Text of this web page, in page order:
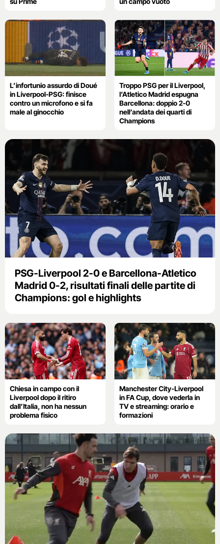
L’infortunio assurdo di Doué
in Liverpool-PSG: finisce
contro un microfono e si fa
male al ginocchio
Troppo PSG per il Liverpool,
l’Atletico Madrid espugna
Barcellona: doppio 2-0
nell’andata dei quarti di
Champions
PSG-Liverpool 2-0 e Barcellona-Atletico
Madrid 0-2, risultati finali delle partite di
Champions: gol e highlights
Chiesa in campo con il
Liverpool dopo il ritiro
dall’Italia, non ha nessun
problema fisico
Manchester City-Liverpool
in FA Cup, dove vederla in
TV e streaming: orario e
formazioni